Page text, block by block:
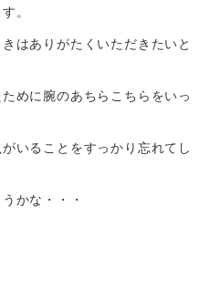
。
はありがたくいただきたいと
めに腕のあちらこちらをいっ
いることをすっかり忘れてし
かな・・・